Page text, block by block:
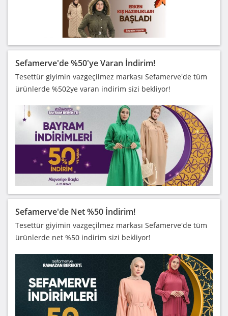
Sefamerve'de %50'ye Varan İndirim!
Tesettür giyimin vazgeçilmez markası Sefamerve'de tüm
ürünlerde %502ye varan indirim sizi bekliyor!
Sefamerve'de Net %50 İndirim!
Tesettür giyimin vazgeçilmez markası Sefamerve'de tüm
ürünlerde net %50 indirim sizi bekliyor!